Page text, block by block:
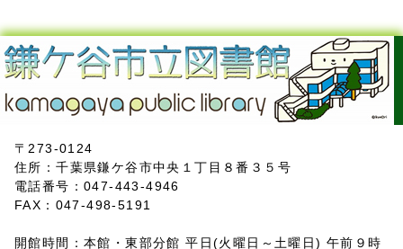
〒273-0124
住所：千葉県鎌ケ谷市中央１丁目８番３５号
電話番号：047-443-4946
FAX：047-498-5191
開館時間：本館・東部分館 平日(火曜日～土曜日) 午前９時